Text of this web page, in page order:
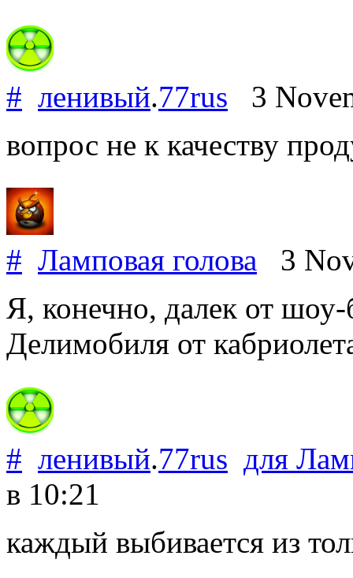
# ленивый.77rus 3
вопрос не к качеству
# Ламповая голова 3
Я, конечно, далек от шоу-
Делимобиля от
# ленивый.77rus для
в 10:21
каждый выбивается из